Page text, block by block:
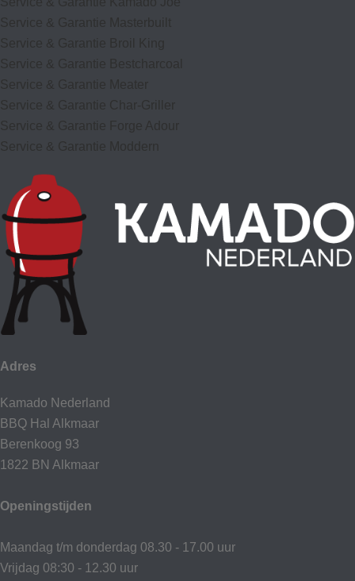
Service & Garantie Masterbuilt
Service & Garantie Broil King
Service & Garantie Bestcharcoal
Service & Garantie Meater
Service & Garantie Char-Griller
Service & Garantie Forge Adour
Service & Garantie Moddern
Adres
Kamado Nederland
BBQ Hal Alkmaar
Berenkoog 93
1822 BN Alkmaar
Openingstijden
Maandag t/m donderdag 08.30 - 17.00 uur
Vrijdag 08:30 - 12.30 uur